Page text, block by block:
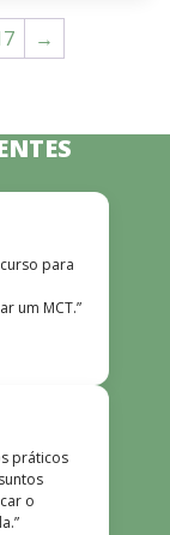
→
para
um MCT.”
práticos
o